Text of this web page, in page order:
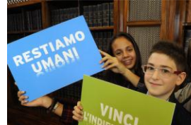
dell’indifferenza e dell’ingiustizia… noi